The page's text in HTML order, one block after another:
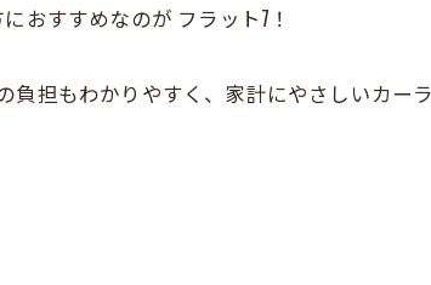
おすすめなのが フラット7！
担もわかりやすく、家計にやさしいカー